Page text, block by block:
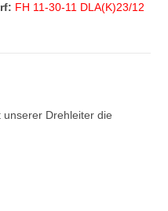
FH 11-30-11 DLA(K)23/12
Drehleiter die